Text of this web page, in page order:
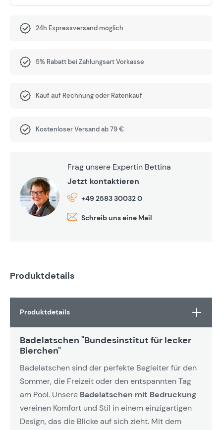
24h Expressversand möglich
5% Rabatt bei Zahlungsart Vorkasse
Kauf auf Rechnung oder Ratenkauf
Kostenloser Versand ab 79 €
Frag unsere Expertin Bettina
Jetzt kontaktieren
+49 2583 30032 0
Schreib uns eine Mail
Produktdetails
Produktdetails
Badelatschen "Bundesinstitut für lecker
Bierchen"
Badelatschen sind der perfekte Begleiter für den
Sommer, die Freizeit oder den entspannten Tag
am Pool. Unsere Badelatschen mit Bedruckung
vereinen Komfort und Stil in einem einzigartigen
Design, das die Blicke auf sich zieht. Mit dem